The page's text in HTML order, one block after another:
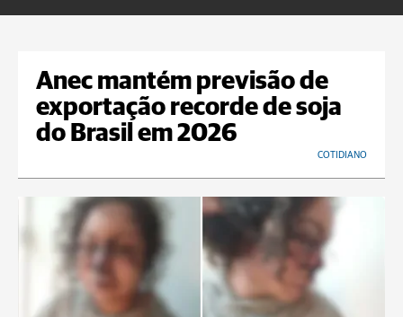
Anec mantém previsão de
exportação recorde de soja
do Brasil em 2026
COTIDIANO